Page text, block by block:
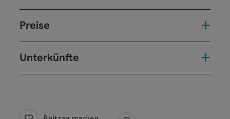
Preise
Unterkünfte